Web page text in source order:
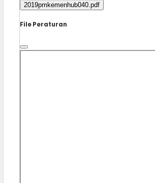
2019pmkemenhub040.pdf
File Peraturan